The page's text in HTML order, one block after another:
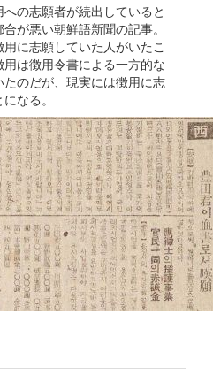
の志願者が続出していると
が悪い朝鮮語新聞の記事。
に志願していた人がいたこ
は徴用令書による一方的な
たのだが、現実には徴用に志
なる。